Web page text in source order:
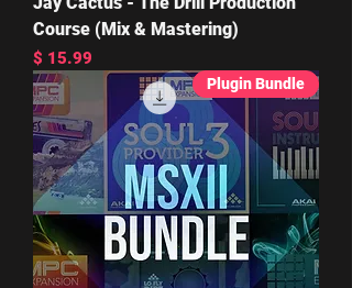
Course (Mix & Mastering)
מחיר
Plugin Bundle